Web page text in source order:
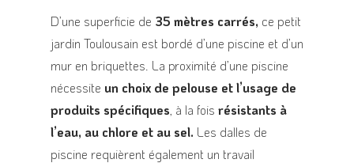
D’une superficie de 35 mètres carrés, ce petit
jardin Toulousain est bordé d’une piscine et d’un
mur en briquettes. La proximité d’une piscine
nécessite un choix de pelouse et l’usage de
produits spécifiques , à la fois résistants à
l’eau, au chlore et au sel. Les dalles de
piscine requièrent également un travail